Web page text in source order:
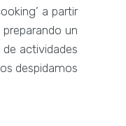
a partir
un
actividades
despidamos